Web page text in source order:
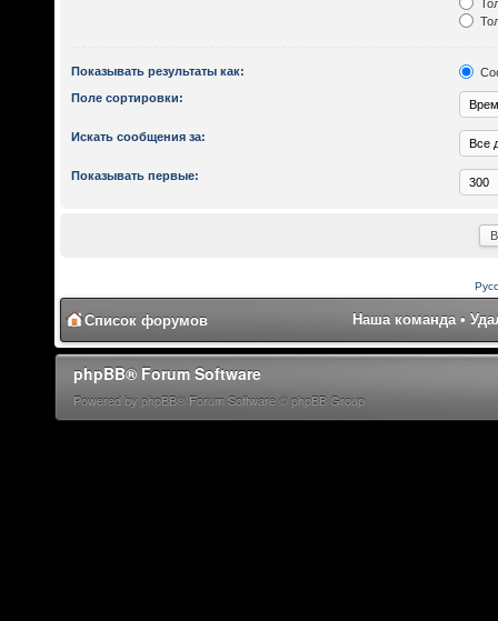
Показывать результаты как:
Поле сортировки:
Искать сообщения за:
Показывать первые:
Список форумов Наша команда •
phpBB® Forum Software
Powered by phpBB® Forum Software © phpBB Group